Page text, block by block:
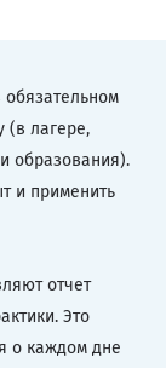
обязательном
(в лагере,
образования).
и применить
отчет
Это
о каждом дне